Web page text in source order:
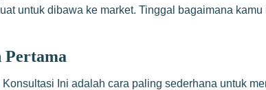
untuk dibawa ke market. Tinggal bagaimana
Pertama
Ini adalah cara paling sederhana untuk